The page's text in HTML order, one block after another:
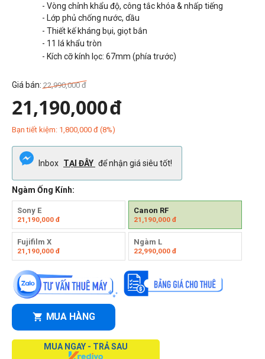
- Vòng chỉnh khẩu độ, công tắc khóa & nhấp tiếng
- Lớp phủ chống nước, dầu
- Thiết kế kháng bụi, giọt bắn
- 11 lá khẩu tròn
- Kích cỡ kính lọc: 67mm (phía trước)
Giá bán: 22,990,000 đ
21,190,000đ
Bạn tiết kiệm: 1,800,000 đ (8%)
Inbox TẠI ĐÂY để nhận giá siêu tốt!
Ngàm Ống Kính:
Sony E
21,190,000 đ
Canon RF
21,190,000đ
Fujifilm X
21,190,000 đ
Ngàm L
22,990,000đ
MUA HÀNG
MUA NGAY - TRẢ SAU